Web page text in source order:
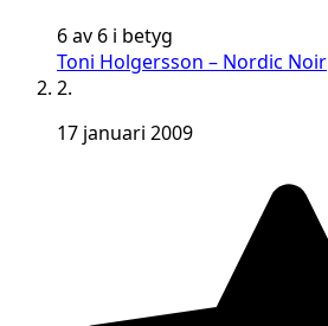
6 av 6 i betyg
Toni Holgersson – Nordic Noir
2.
17 januari 2009